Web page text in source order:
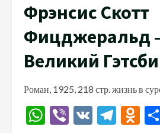
Фрэнсис Скотт
Фицджеральд
Великий Гэтсби
Роман, 1925, 218 стр. жизнь в
WhatsApp
Viber
VK